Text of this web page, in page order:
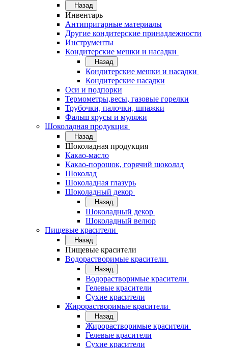
Назад
Инвентарь
Антипригарные материалы
Другие кондитерские принадлежности
Инструменты
Кондитерские мешки и насадки
Назад
Кондитерские мешки и насадки
Кондитерские насадки
Оси и подпорки
Термометры,весы, газовые горелки
Трубочки, палочки, шпажки
Фальш ярусы и муляжи
Шоколадная продукция
Назад
Шоколадная продукция
Какао-масло
Какао-порошок, горячий шоколад
Шоколад
Шоколадная глазурь
Шоколадный декор
Назад
Шоколадный декор
Шоколадный велюр
Пищевые красители
Назад
Пищевые красители
Водорастворимые красители
Назад
Водорастворимые красители
Гелевые красители
Сухие красители
Жирорастворимые красители
Назад
Жирорастворимые красители
Гелевые красители
Сухие красители